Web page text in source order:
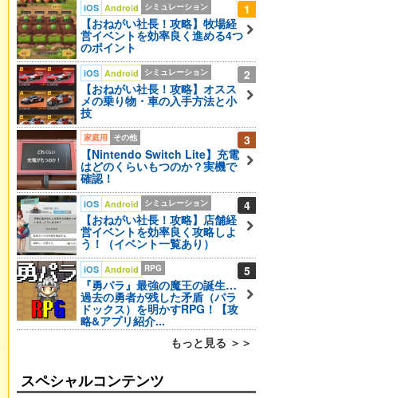
1
iOS Android シミュレーション
【おねがい社長！攻略】牧場経
営イベントを効率良く進める4つ
のポイント
2
iOS Android シミュレーション
【おねがい社長！攻略】オスス
メの乗り物・車の入手方法と小
技
3
家庭用 その他
【Nintendo Switch Lite】充電
はどのくらいもつのか？実機で
確認！
4
iOS Android シミュレーション
【おねがい社長！攻略】店舗経
営イベントを効率良く攻略しよ
う！（イベント一覧あり）
5
iOS Android RPG
『勇パラ』最強の魔王の誕生…
過去の勇者が残した矛盾（パラ
ドックス）を明かすRPG！【攻
略&アプリ紹介...
もっと見る ＞＞
スペシャルコンテンツ